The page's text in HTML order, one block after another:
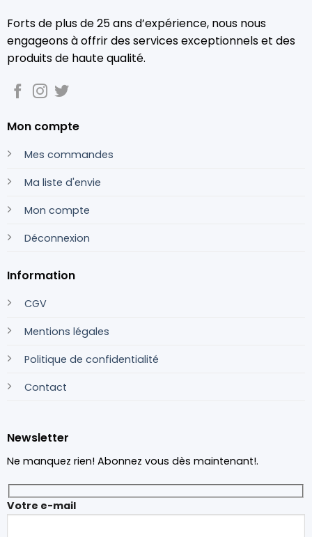
Forts de plus de 25 ans d’expérience, nous nous
engageons à offrir des services exceptionnels et des
produits de haute qualité.
Mon compte
Mes commandes
Ma liste d'envie
Mon compte
Déconnexion
Information
CGV
Mentions légales
Politique de confidentialité
Contact
Newsletter
Ne manquez rien! Abonnez vous dès maintenant!.
Votre e-mail